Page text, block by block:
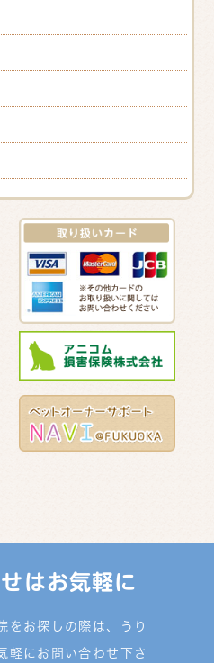
はお気軽に
をお探しの際は、うり
軽にお問い合わせ下さ